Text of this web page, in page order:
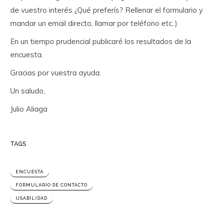
de vuestro interés ¿Qué preferís? Rellenar el formulario y
mandar un email directo, llamar por teléfono etc..)
En un tiempo prudencial publicaré los resultados de la
encuesta.
Gracias por vuestra ayuda.
Un saludo,
Julio Aliaga
TAGS
ENCUESTA
FORMULARIO DE CONTACTO
USABILIDAD